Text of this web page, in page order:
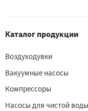
Каталог продукции
Воздуходувки
Вакуумные насосы
Компрессоры
Насосы для чистой воды